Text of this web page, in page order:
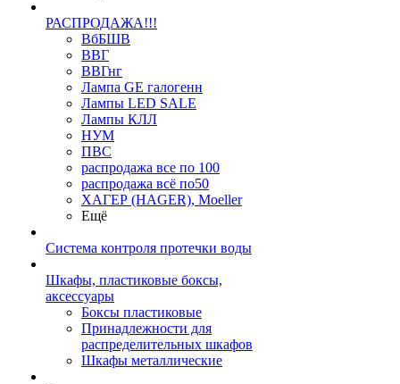
РАСПРОДАЖА!!!
ВбБШВ
ВВГ
ВВГнг
Лампа GE галогенн
Лампы LED SALE
Лампы КЛЛ
НУМ
ПВС
распродажа все по 100
распродажа всё по50
ХАГЕР (HAGER), Moeller
Ещё
Система контроля протечки воды
Шкафы, пластиковые боксы,
аксессуары
Боксы пластиковые
Принадлежности для
распределительных шкафов
Шкафы металлические